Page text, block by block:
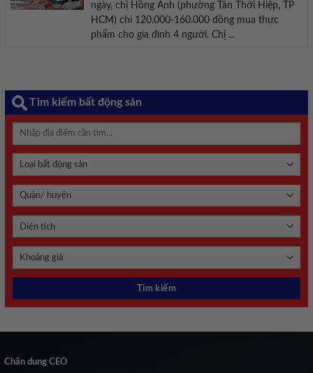
ngày, chị Hồng Anh (phường Tân Thới Hiệp, TP
HCM) chi 120.000-160.000 đồng mua thực
phẩm cho gia đình 4 người. Chị ...
Tìm kiếm bất động sản
Chân dung CEO